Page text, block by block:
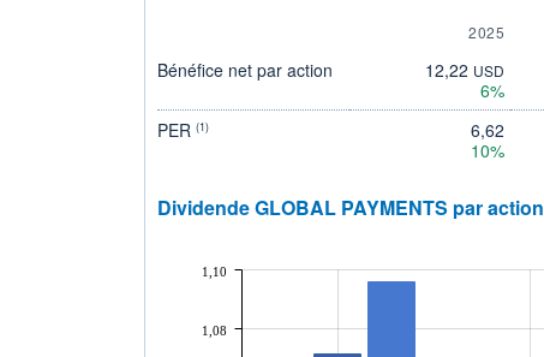
2025
Bénéfice net par action 12,22 USD
6%
PER (1)
6,62
10%
Dividende GLOBAL PAYMENTS par action
1,08
1,10